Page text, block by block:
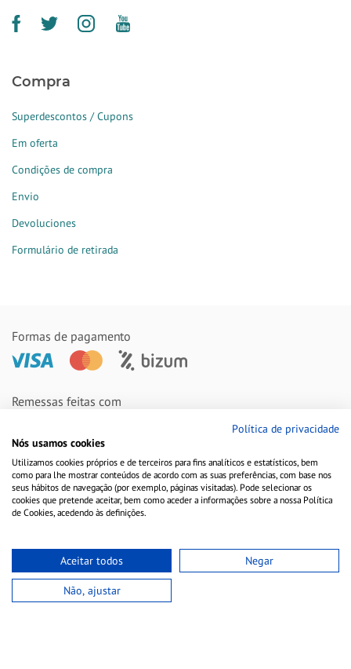
Compra
Superdescontos / Cupons
Em oferta
Condições de compra
Envio
Devoluciones
Formulário de retirada
Formas de pagamento
Remessas feitas com
Aviso Legal Política de Cookies Política de Privacidade
Copyright © 2010-2021 Farmacia Barata S.L. Todos los derechos reservados.
Política de privacidade
Nós usamos cookies
Utilizamos cookies próprios e de terceiros para fins analíticos e estatísticos, bem
como para lhe mostrar conteúdos de acordo com as suas preferências, com base nos
seus hábitos de navegação (por exemplo, páginas visitadas). Pode selecionar os
cookies que pretende aceitar, bem como aceder a informações sobre a nossa Política
de Cookies, acedendo às definições.
Aceitar todos Negar
Não, ajustar